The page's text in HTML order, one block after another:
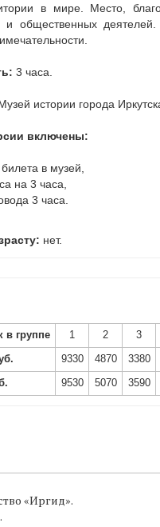
в мире. Место,
и общественных
3 часа.
истории города
включены:
в музей,
на 3 часа,
3 часа.
нет.
в группе 1 2 3
9330 4870 3380
9530 5070 3590
«Иргид».